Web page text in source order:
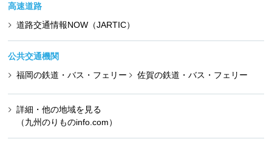
高速道路
道路交通情報NOW（JARTIC）
公共交通機関
福岡の鉄道・バス・フェリー
佐賀の鉄道・バス・フェリー
詳細・他の地域を見る
（九州のりものinfo.com）